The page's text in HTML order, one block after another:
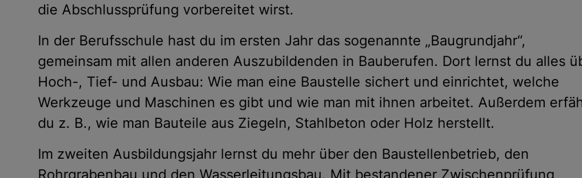
die Abschlussprüfung vorbereitet wirst.
In der Berufsschule hast du im ersten Jahr das sogenannte „Baugrundjahr“,
gemeinsam mit allen anderen Auszubildenden in Bauberufen. Dort lernst du alles
Hoch-, Tief- und Ausbau: Wie man eine Baustelle sichert und einrichtet, welche
Werkzeuge und Maschinen es gibt und wie man mit ihnen arbeitet. Außerdem
du z. B., wie man Bauteile aus Ziegeln, Stahlbeton oder Holz herstellt.
Im zweiten Ausbildungsjahr lernst du mehr über den Baustellenbetrieb, den
Rohrgrabenbau und den Wasserleitungsbau. Mit bestandener Zwischenprüfung